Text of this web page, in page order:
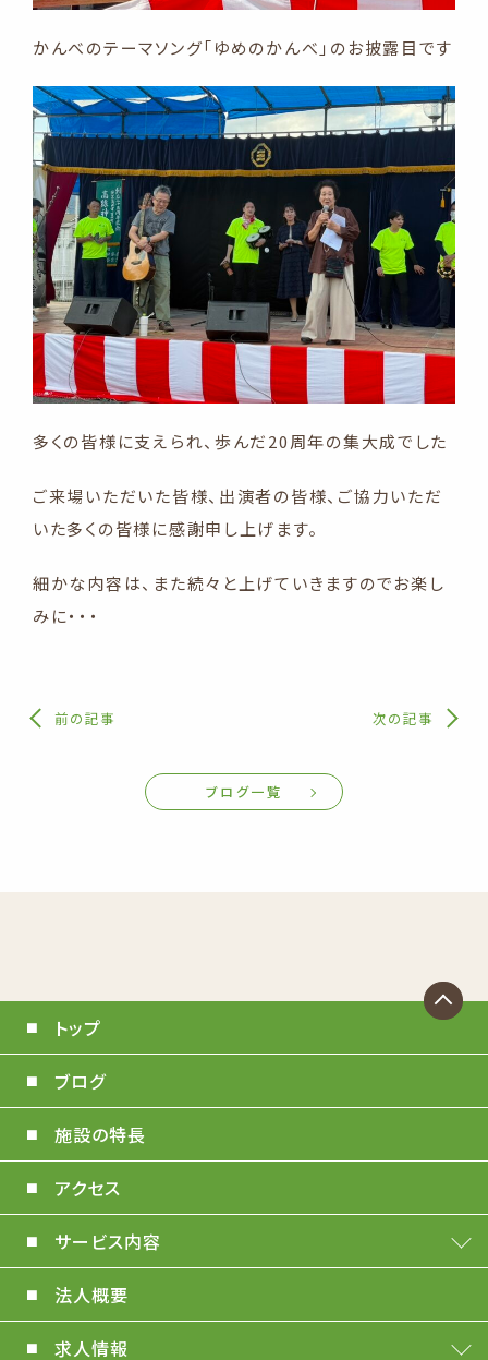
かんべのテーマソング「ゆめのかんべ」のお披露目です
多くの皆様に支えられ、歩んだ20周年の集大成でした
ご来場いただいた皆様、出演者の皆様、ご協力いただ
いた多くの皆様に感謝申し上げます。
細かな内容は、また続々と上げていきますのでお楽し
みに・・・
前の記事 次の記事
ブログ一覧
トップ
ブログ
施設の特長
アクセス
サービス内容
法人概要
求人情報